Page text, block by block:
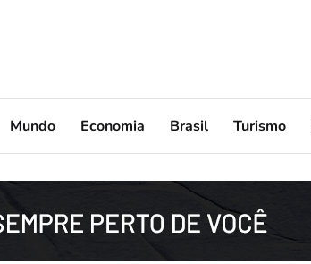
Mundo Economia Brasil Turismo